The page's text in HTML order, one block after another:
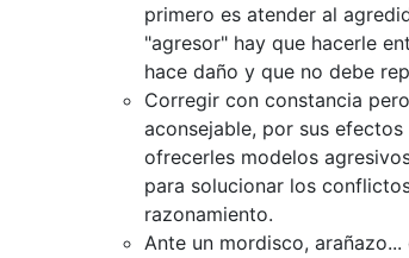
primero es atender al
"agresor" hay que hacerle
hace daño y que no debe
Corregir con constancia
aconsejable, por sus
ofrecerles modelos
para solucionar los
razonamiento.
Ante un mordisco,